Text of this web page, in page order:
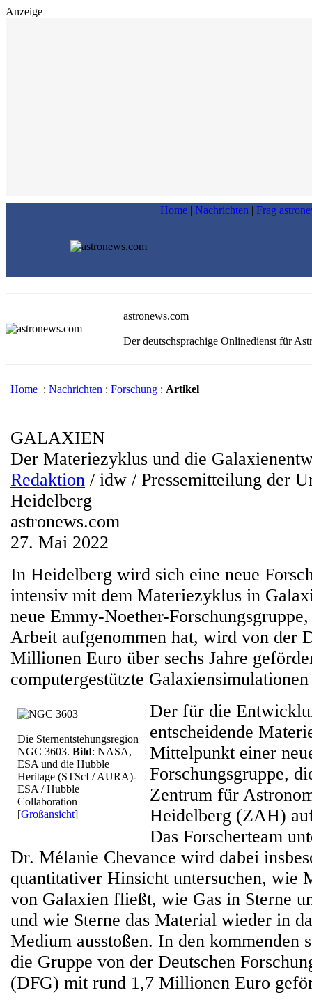
Anzeige
Home | Nachrichten | Frag
astronews.com
Der deutschsprachige Onlinedienst für
Home : Nachrichten : Forschung : Artikel
GALAXIEN
Der Materiezyklus und die
Redaktion / idw / Pressemitteilung der
Heidelberg
astronews.com
27. Mai 2022
In Heidelberg wird sich eine neue
intensiv mit dem Materiezyklus in
neue Emmy-Noether-
Arbeit aufgenommen hat, wird von der
Millionen Euro über sechs Jahre
computergestützte
Die Sternentstehungsregion
NGC 3603. Bild: NASA,
ESA und die Hubble
Heritage (STScI / AURA)-
ESA / Hubble
Collaboration
[Großansicht]
Der für die
entscheidende
Mittelpunkt einer
Forschungsgruppe,
Zentrum für
Heidelberg (ZAH)
Das Forscherteam
Dr. Mélanie Chevance wird dabei
quantitativer Hinsicht untersuchen, wie
von Galaxien fließt, wie Gas in Sterne
und wie Sterne das Material wieder in
Medium ausstoßen. In den kommenden
die Gruppe von der Deutschen
(DFG) mit rund 1,7 Millionen Euro